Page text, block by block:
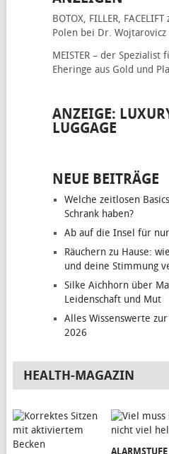
BOTOX, FILLER, FACELIFT
Polen bei Dr. Wojtarovicz
MEISTER – der Spezialist
Eheringe aus Gold und
ANZEIGE:
LUGGAGE
NEUE BEITRÄGE
Welche zeitlosen
Schrank haben?
Ab auf die Insel für
Räuchern zu Hause:
und deine Stimmung
Silke Aichhorn über
Leidenschaft und Mut
Alles Wissenswerte
2026
HEALTH-MAGAZIN